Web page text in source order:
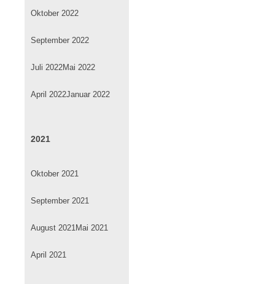
Oktober 2022
September 2022
Juli 2022Mai 2022
April 2022Januar 2022
2021
Oktober 2021
September 2021
August 2021Mai 2021
April 2021